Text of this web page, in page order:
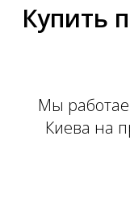
Купить
Мы
Киева на